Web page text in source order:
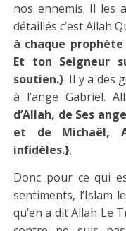
nos ennemis. Il les
détaillés c’est Allah
à chaque
Et ton Seigneur
soutien.}. Il y a des
à l’ange Gabriel.
d’Allah, de Ses
et de Michaël,
infidèles.}.
Donc pour ce qui
sentiments, l’Islam
qu’en a dit Allah Le